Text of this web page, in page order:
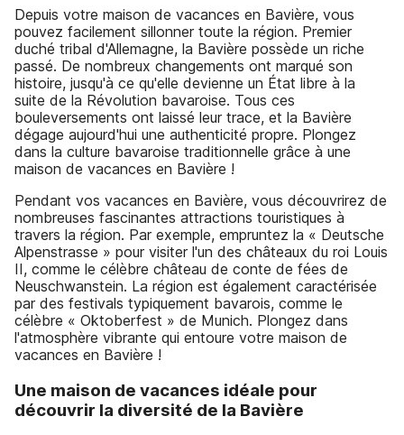
Depuis votre maison de vacances en Bavière, vous
pouvez facilement sillonner toute la région. Premier
duché tribal d'Allemagne, la Bavière possède un riche
passé. De nombreux changements ont marqué son
histoire, jusqu'à ce qu'elle devienne un État libre à la
suite de la Révolution bavaroise. Tous ces
bouleversements ont laissé leur trace, et la Bavière
dégage aujourd'hui une authenticité propre. Plongez
dans la culture bavaroise traditionnelle grâce à une
maison de vacances en Bavière !
Pendant vos vacances en Bavière, vous découvrirez de
nombreuses fascinantes attractions touristiques à
travers la région. Par exemple, empruntez la « Deutsche
Alpenstrasse » pour visiter l'un des châteaux du roi Louis
II, comme le célèbre château de conte de fées de
Neuschwanstein. La région est également caractérisée
par des festivals typiquement bavarois, comme le
célèbre « Oktoberfest » de Munich. Plongez dans
l'atmosphère vibrante qui entoure votre maison de
vacances en Bavière !
Une maison de vacances idéale pour
découvrir la diversité de la Bavière